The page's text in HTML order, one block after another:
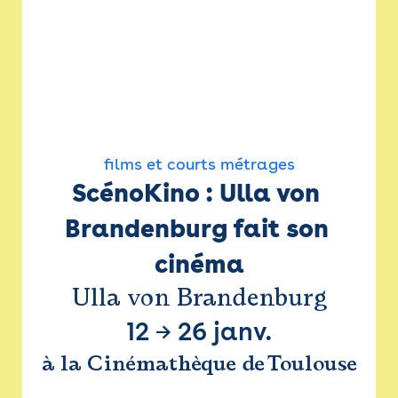
films et courts métrages
ScénoKino : Ulla von
Brandenburg fait son
cinéma
Ulla von Brandenburg
12 → 26 janv.
à la Cinémathèque de Toulouse